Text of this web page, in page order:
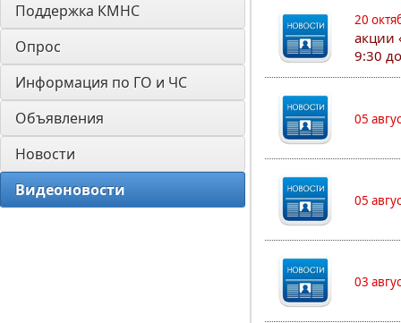
Поддержка КМНС
Опрос
Информация по ГО и ЧС
Объявления
Новости
Видеоновости
20
акции
9:30
05
05
03